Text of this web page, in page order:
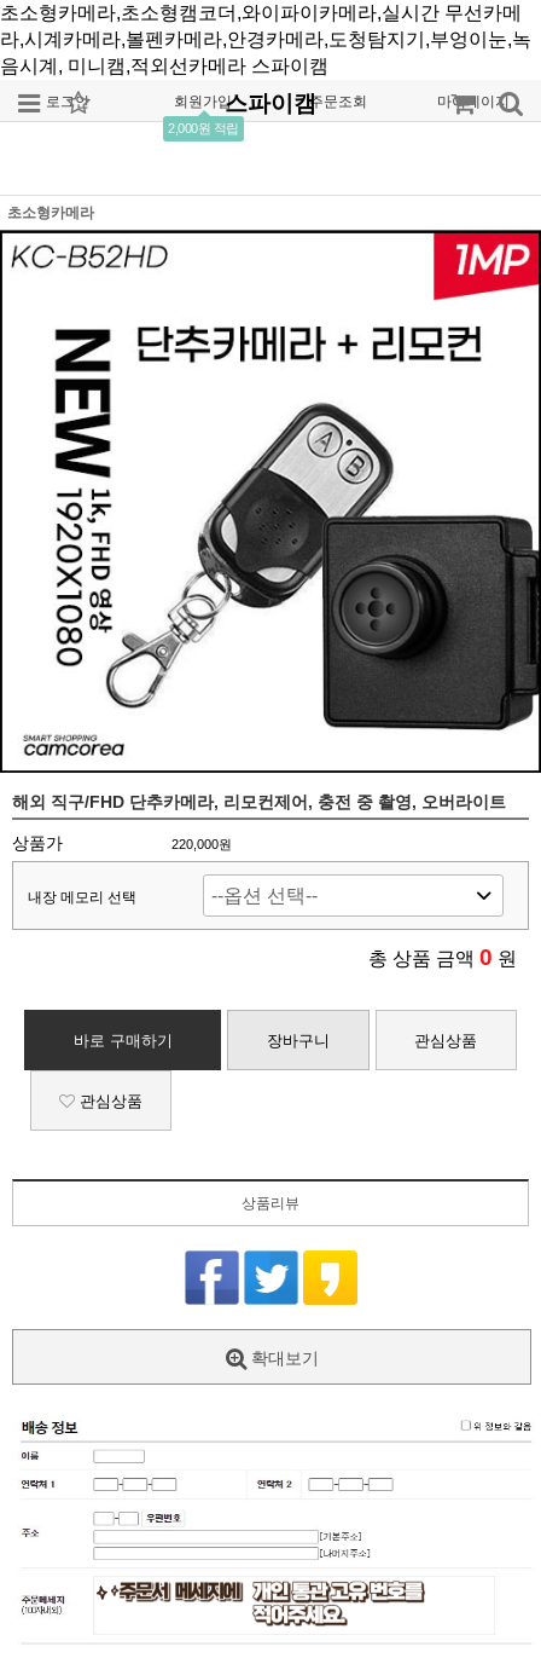
초소형카메라,초소형캠코더,와이파이카메라,실시간 무선카메
라,시계카메라,볼펜카메라,안경카메라,도청탐지기,부엉이눈,녹
음시계, 미니캠,적외선카메라 스파이캠
로그인 회원가입
2,000원 적립
주문조회 마이페이지
스파이캠
초소형카메라
해외 직구/FHD 단추카메라, 리모컨제어, 충전 중 촬영, 오버라이트
상품가 220,000원
내장 메모리 선택
총 상품 금액 0 원
바로 구매하기 장바구니 관심상품
관심상품
상품리뷰
확대보기